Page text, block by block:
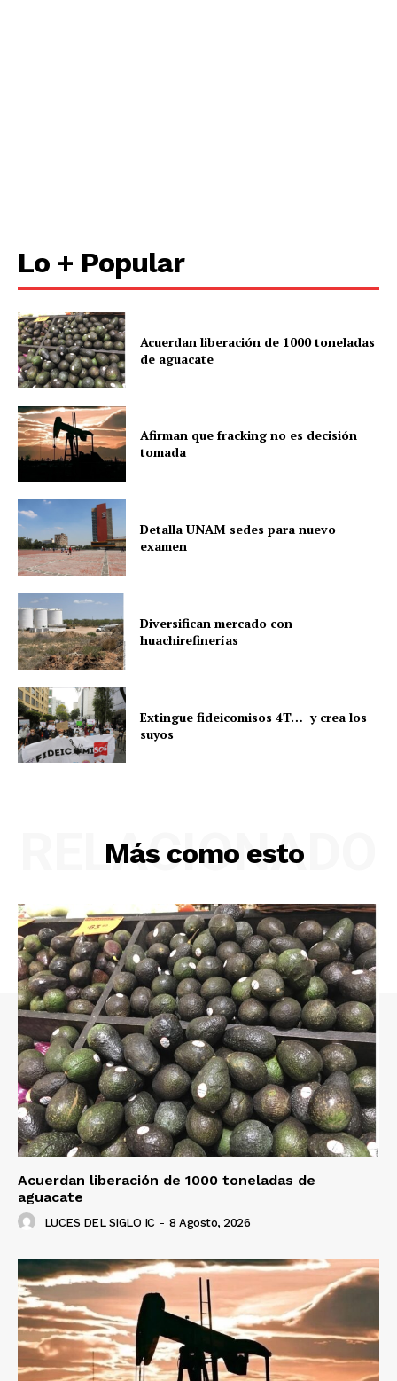
Lo + Popular
Acuerdan liberación de 1000 toneladas
de aguacate
Afirman que fracking no es decisión
tomada
Detalla UNAM sedes para nuevo
examen
Diversifican mercado con
huachirefinerías
Extingue fideicomisos 4T… y crea los
suyos
Más como esto
RELACIONADO
Acuerdan liberación de 1000 toneladas de
aguacate
LUCES DEL SIGLO IC - 8 Agosto, 2026